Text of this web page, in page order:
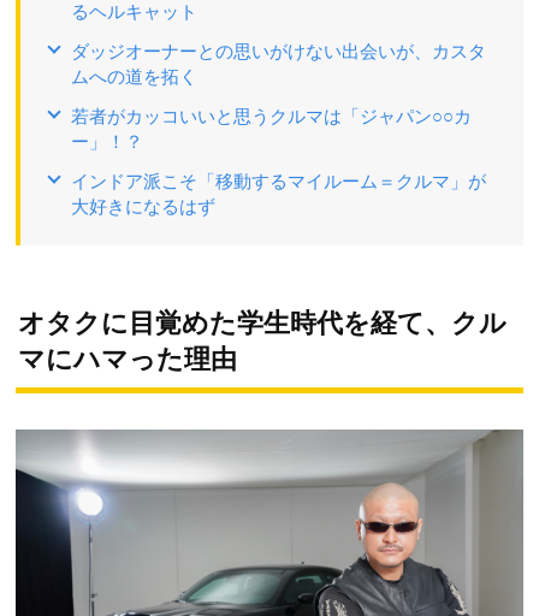
るヘルキャット
ダッジオーナーとの思いがけない出会いが、カスタ
ムへの道を拓く
若者がカッコいいと思うクルマは「ジャパン○○カ
ー」！？
インドア派こそ「移動するマイルーム＝クルマ」が
大好きになるはず
オタクに目覚めた学生時代を経て、クル
マにハマった理由